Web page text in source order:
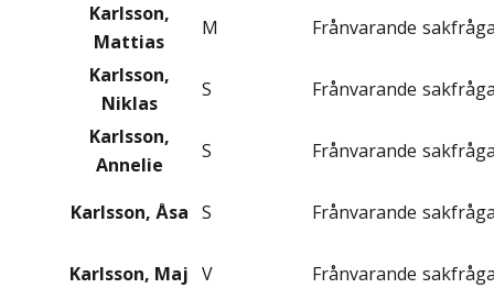
Karlsson,
Mattias
M Frånvarande
Karlsson,
Niklas
S Frånvarande
Karlsson,
Annelie
S Frånvarande
Karlsson, Åsa S Frånvarande
Karlsson, Maj V Frånvarande